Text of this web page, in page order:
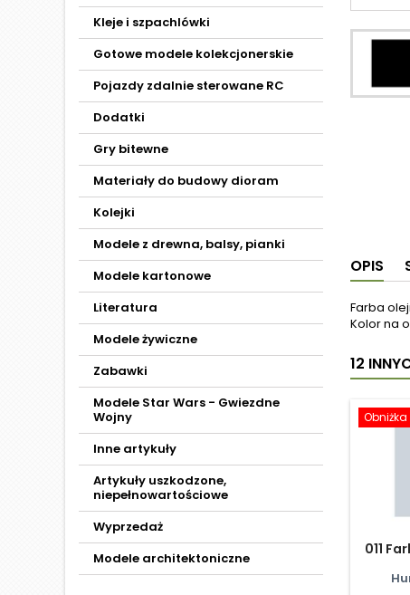
Kleje i szpachlówki
Gotowe modele kolekcjonerskie
Pojazdy zdalnie sterowane RC
Dodatki
Gry bitewne
Materiały do budowy dioram
Kolejki
Modele z drewna, balsy, pianki
Modele kartonowe
Literatura
Modele żywiczne
Zabawki
Modele Star Wars - Gwiezdne
Wojny
Inne artykuły
Artykuły uszkodzone,
niepełnowartościowe
Wyprzedaż
Modele architektoniczne
OPIS
Farba
Kolor na
12
Obniżka
011